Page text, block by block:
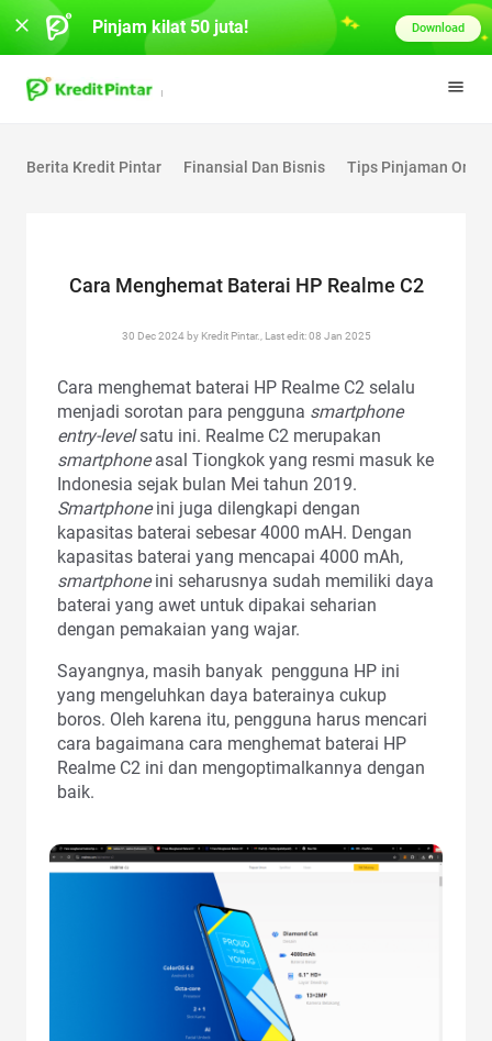
Berita Kredit Pintar Finansial Dan Bisnis Tips Pinjaman
Cara Menghemat Baterai HP Realme C2
30 Dec 2024 by Kredit Pintar., Last edit: 08 Jan 2025
Cara menghemat baterai HP Realme C2 selalu
menjadi sorotan para pengguna smartphone
entry-levelsatu ini. Realme C2 merupakan
smartphoneasal Tiongkok yang resmi masuk ke
Indonesia sejak bulan Mei tahun 2019.
Smartphoneini juga dilengkapi dengan
kapasitas baterai sebesar 4000 mAH. Dengan
kapasitas baterai yang mencapai 4000 mAh,
smartphoneini seharusnya sudah memiliki daya
baterai yang awet untuk dipakai seharian
dengan pemakaian yang wajar.
Sayangnya, masih banyak pengguna HP ini
yang mengeluhkan daya baterainya cukup
boros. Oleh karena itu, pengguna harus mencari
cara bagaimana cara menghemat baterai HP
Realme C2 ini dan mengoptimalkannya dengan
baik.
Pinjam kilat 50 juta! Download